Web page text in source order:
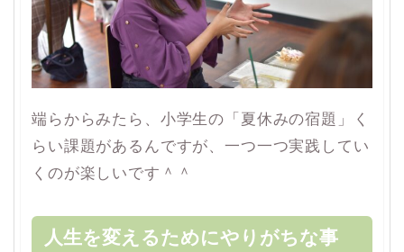
端らからみたら、小学生の「夏休みの宿題」く
らい課題があるんですが、一つ一つ実践してい
くのが楽しいです＾＾
人生を変えるためにやりがちな事